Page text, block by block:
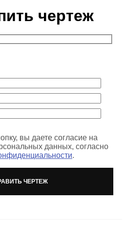
чертеж
вы даете согласие на
данных, согласно
.